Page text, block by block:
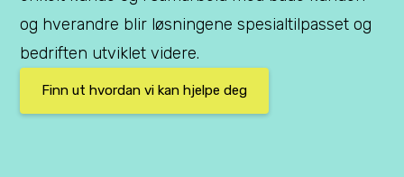
og hverandre blir løsningene spesialtilpasset og
bedriften utviklet videre.
Finn ut hvordan vi kan hjelpe deg